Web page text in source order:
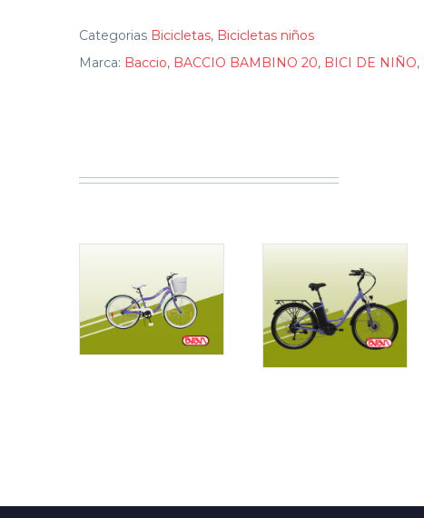
Categorias Bicicletas, Bicicletas niños
Marca: Baccio, BACCIO BAMBINO 20, BICI DE NIÑO,